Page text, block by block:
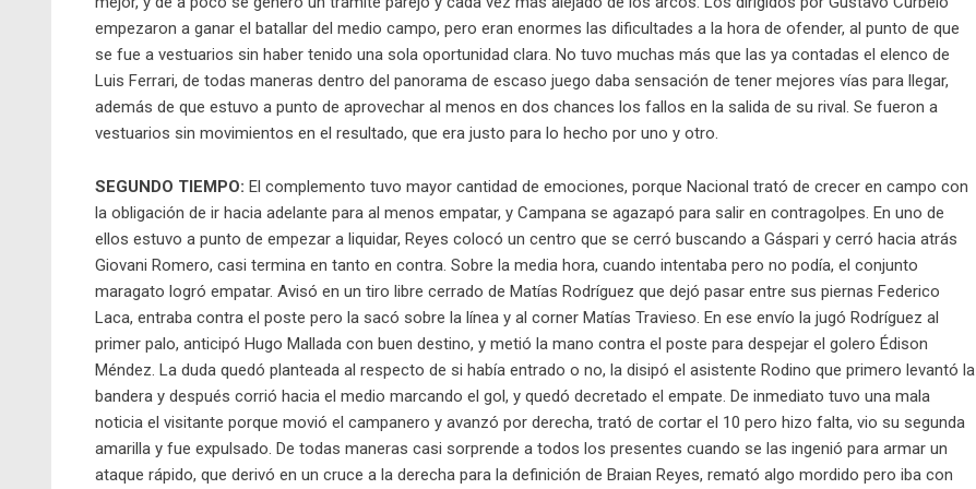
empezaron a ganar el batallar del medio campo, pero eran enormes las dificultades a la hora de ofender, al punto de que
se fue a vestuarios sin haber tenido una sola oportunidad clara. No tuvo muchas más que las ya contadas el elenco de
Luis Ferrari, de todas maneras dentro del panorama de escaso juego daba sensación de tener mejores vías para llegar,
además de que estuvo a punto de aprovechar al menos en dos chances los fallos en la salida de su rival. Se fueron a
vestuarios sin movimientos en el resultado, que era justo para lo hecho por uno y otro.
SEGUNDO TIEMPO: El complemento tuvo mayor cantidad de emociones, porque Nacional trató de crecer en campo con
la obligación de ir hacia adelante para al menos empatar, y Campana se agazapó para salir en contragolpes. En uno de
ellos estuvo a punto de empezar a liquidar, Reyes colocó un centro que se cerró buscando a Gáspari y cerró hacia atrás
Giovani Romero, casi termina en tanto en contra. Sobre la media hora, cuando intentaba pero no podía, el conjunto
maragato logró empatar. Avisó en un tiro libre cerrado de Matías Rodríguez que dejó pasar entre sus piernas Federico
Laca, entraba contra el poste pero la sacó sobre la línea y al corner Matías Travieso. En ese envío la jugó Rodríguez al
primer palo, anticipó Hugo Mallada con buen destino, y metió la mano contra el poste para despejar el golero Édison
Méndez. La duda quedó planteada al respecto de si había entrado o no, la disipó el asistente Rodino que primero levantó la
bandera y después corrió hacia el medio marcando el gol, y quedó decretado el empate. De inmediato tuvo una mala
noticia el visitante porque movió el campanero y avanzó por derecha, trató de cortar el 10 pero hizo falta, vio su segunda
amarilla y fue expulsado. De todas maneras casi sorprende a todos los presentes cuando se las ingenió para armar un
ataque rápido, que derivó en un cruce a la derecha para la definición de Braian Reyes, remató algo mordido pero iba con